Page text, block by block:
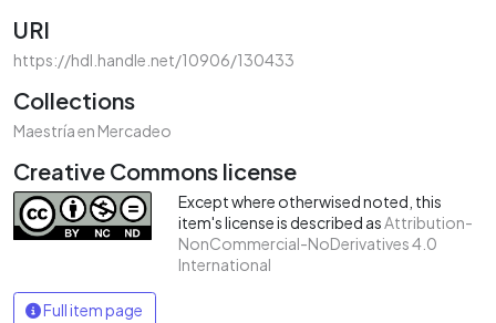
URI
https://hdl.handle.net/10906/130433
Collections
Maestría en Mercadeo
Creative Commons license
Except where otherwised noted, this
item's license is described asAttribution-
NonCommercial-NoDerivatives 4.0
International
Full item page